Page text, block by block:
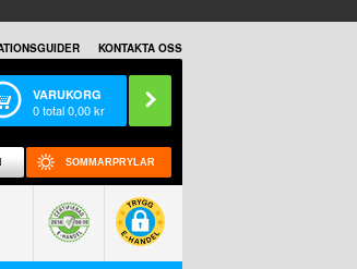
KONTAKTA OSS
VARUKORG
0total0,00kr
SOMMARPRYLAR